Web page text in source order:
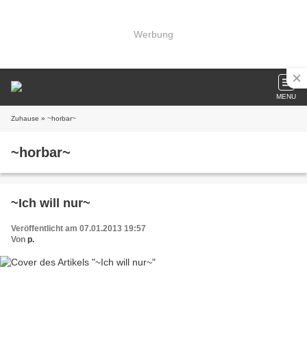
Werbung
MENU
Zuhause » ~horbar~
~horbar~
~Ich will nur~
Veröffentlicht am 07.01.2013 19:57
Von p.